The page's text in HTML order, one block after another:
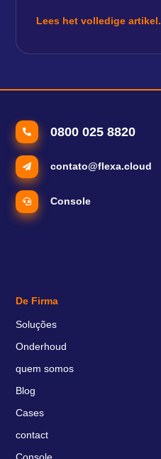
Lees het volledige artikel.
0800 025 8820
contato@flexa.cloud
Console
De Firma
Soluções
Onderhoud
quem somos
Blog
Cases
contact